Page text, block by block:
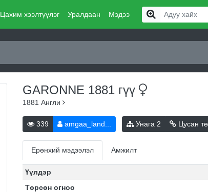
Цахим хээлтүүлэг Уралдаан Мэдээ
GARONNE 1881 гүү
1881 Англи
339 amgaa_land... Унага 2 Цусан
Ерөнхий мэдээлэл Амжилт
Үүлдэр
Төрсөн огноо